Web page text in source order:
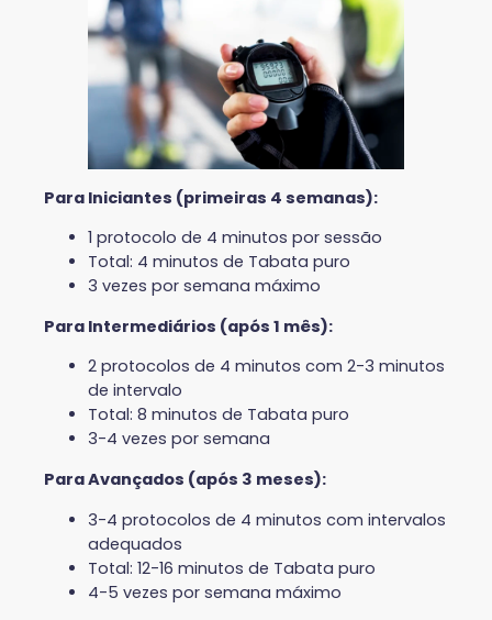
Para Iniciantes (primeiras 4 semanas):
1 protocolo de 4 minutos por sessão
Total: 4 minutos de Tabata puro
3 vezes por semana máximo
Para Intermediários (após 1 mês):
2 protocolos de 4 minutos com 2-3 minutos
de intervalo
Total: 8 minutos de Tabata puro
3-4 vezes por semana
Para Avançados (após 3 meses):
3-4 protocolos de 4 minutos com intervalos
adequados
Total: 12-16 minutos de Tabata puro
4-5 vezes por semana máximo